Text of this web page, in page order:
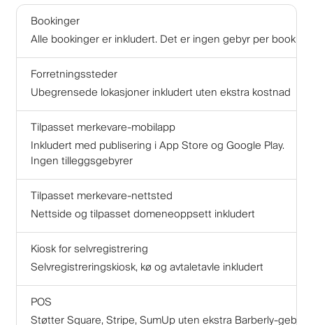
Bookinger
Alle bookinger er inkludert. Det er ingen gebyr per booking
Forretningssteder
Ubegrensede lokasjoner inkludert uten ekstra kostnad
Tilpasset merkevare-mobilapp
Inkludert med publisering i App Store og Google Play.
Ingen tilleggsgebyrer
Tilpasset merkevare-nettsted
Nettside og tilpasset domeneoppsett inkludert
Kiosk for selvregistrering
Selvregistreringskiosk, kø og avtaletavle inkludert
POS
Støtter Square, Stripe, SumUp uten ekstra Barberly-gebyr